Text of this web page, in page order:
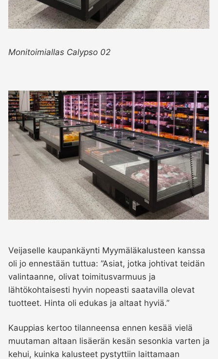
Monitoimiallas Calypso 02
Veijaselle kaupankäynti Myymäläkalusteen kanssa
oli jo ennestään tuttua: ”Asiat, jotka johtivat teidän
valintaanne, olivat toimitusvarmuus ja
lähtökohtaisesti hyvin nopeasti saatavilla olevat
tuotteet. Hinta oli edukas ja altaat hyviä.”
Kauppias kertoo tilanneensa ennen kesää vielä
muutaman altaan lisäerän kesän sesonkia varten ja
kehui, kuinka kalusteet pystyttiin laittamaan